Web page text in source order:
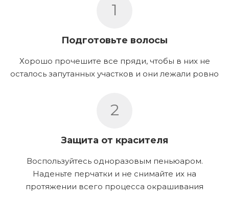
1
Подготовьте волосы
Хорошо прочешите все пряди, чтобы в них не
осталось запутанных участков и они лежали ровно
2
Защита от красителя
Воспользуйтесь одноразовым пеньюаром.
Наденьте перчатки и не снимайте их на
протяжении всего процесса окрашивания